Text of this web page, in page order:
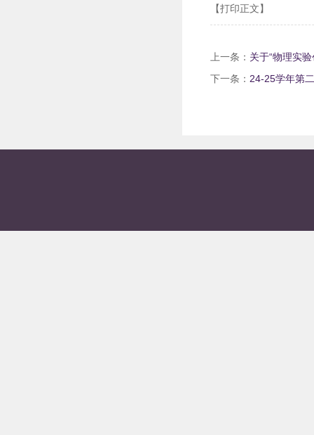
【打印正文】
上一条： 关于“物理实
下一条： 24-25学年第